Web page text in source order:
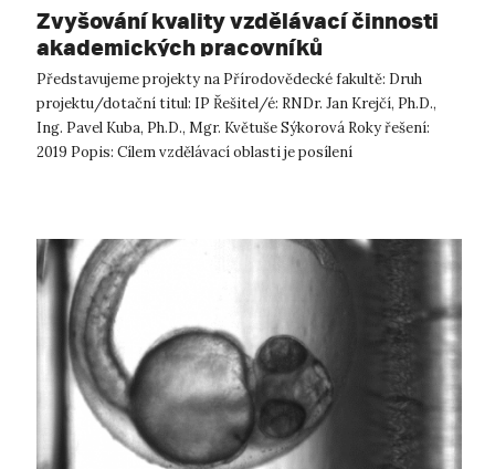
Zvyšování kvality vzdělávací činnosti
akademických pracovníků
prostřednictvím digitálních
technologií
Představujeme projekty na Přírodovědecké fakultě: Druh
projektu/dotační titul: IP Řešitel/é: RNDr. Jan Krejčí, Ph.D.,
Ing. Pavel Kuba, Ph.D., Mgr. Květuše Sýkorová Roky řešení:
2019 Popis: Cílem vzdělávací oblasti je posílení